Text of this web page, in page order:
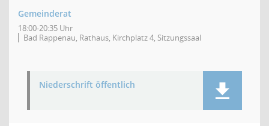
Gemeinderat
18:00-20:35 Uhr
Bad Rappenau, Rathaus, Kirchplatz 4, Sitzungssaal
Niederschrift öffentlich